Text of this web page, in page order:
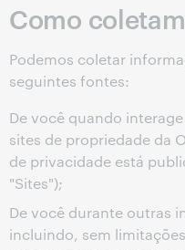
Como
Podemos coletar
seguintes fontes:
De você quando
sites de propriedade da
de privacidade está
"Sites");
De você durante outras
incluindo, sem